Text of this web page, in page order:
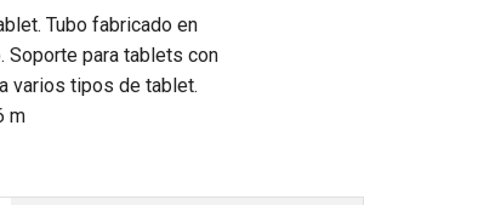
Tubo fabricado en
Soporte para tablets con
varios tipos de tablet.
m